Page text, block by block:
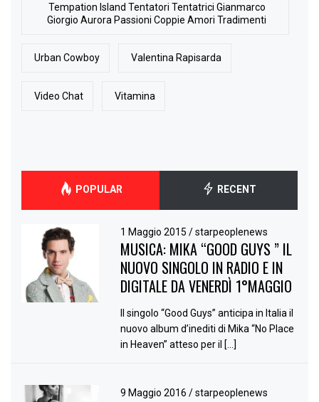
Tempation Island Tentatori Tentatrici Gianmarco
Giorgio Aurora Passioni Coppie Amori Tradimenti
Urban Cowboy Valentina Rapisarda
Video Chat Vitamina
POPULAR RECENT
1 Maggio 2015/ starpeoplenews
MUSICA: MIKA “GOOD GUYS ” IL
NUOVO SINGOLO IN RADIO E IN
DIGITALE DA VENERDÌ 1°MAGGIO
Il singolo “Good Guys” anticipa in Italia il
nuovo album d’inediti di Mika “No Place
in Heaven” atteso per il […]
9 Maggio 2016/ starpeoplenews